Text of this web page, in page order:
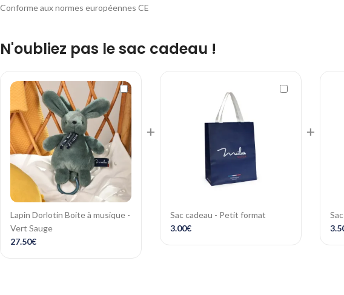
Conforme aux normes européennes CE
N'oubliez pas le sac cadeau !
Lapin Dorlotin Boite à musique -
Vert Sauge
27.50€
+
Sac cadeau - Petit format
3.00€
+